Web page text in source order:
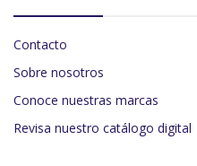
Contacto
Sobre nosotros
Conoce nuestras marcas
Revisa nuestro catálogo digital